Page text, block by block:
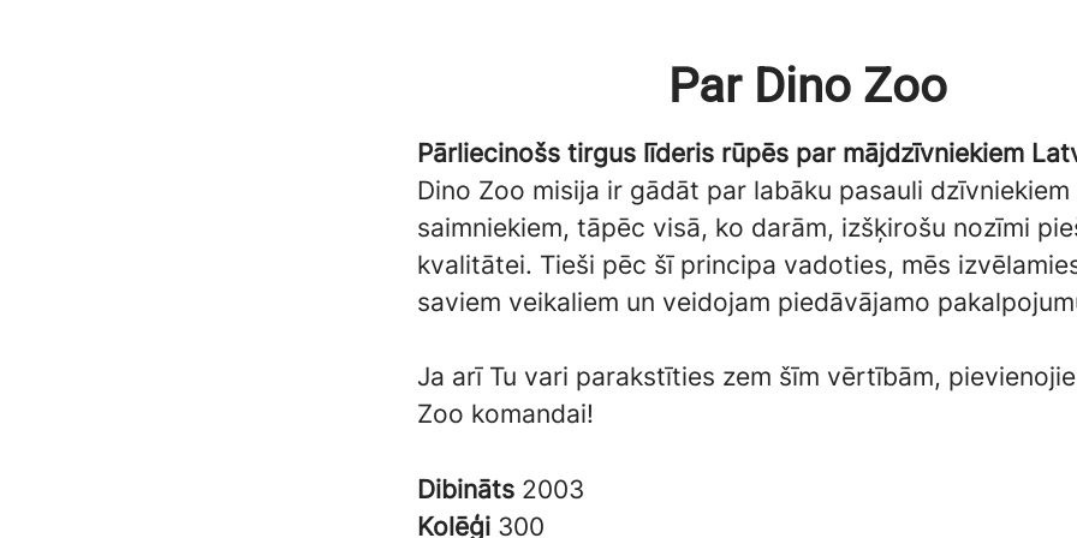
Par Dino Zoo
Pārliecinošs tirgus līderis rūpēs par mājdzīvniekiem
Dino Zoo misija ir gādāt par labāku pasauli dzīvniekiem
saimniekiem, tāpēc visā, ko darām, izšķirošu nozīmi
kvalitātei. Tieši pēc šī principa vadoties, mēs
saviem veikaliem un veidojam piedāvājamo
Ja arī Tu vari parakstīties zem šīm vērtībām,
Zoo komandai!
Dibināts 2003
Kolēģi 300